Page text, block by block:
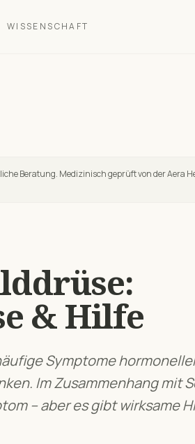
WISSENSCHAFT
Beratung. Medizinisch geprüft von der Aera
:
& Hilfe
Symptome
Im Zusammenhang mit
– aber es gibt wirksame